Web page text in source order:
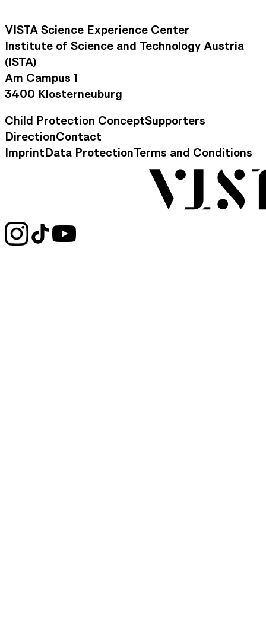
VISTA Science Experience Center
Institute of Science and Technology Austria
(ISTA)
Am Campus 1
3400 Klosterneuburg
Footer Navigation
Child Protection ConceptSupporters
Contact Information
DirectionContact
Legal Information
ImprintData ProtectionTerms and Conditions
Social Media Links